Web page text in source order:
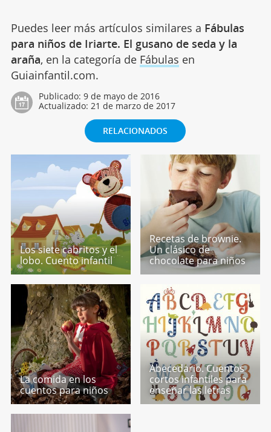
Puedes leer más artículos similares a Fábulas
para niños de Iriarte. El gusano de seda y la
araña, en la categoría de Fábulas en
Guiainfantil.com.
Publicado: 9 de mayo de 2016
Actualizado: 21 de marzo de 2017
RELACIONADOS
Los siete cabritos y el
lobo. Cuento infantil
Recetas de brownie.
Un clásico de
chocolate para niños
La comida en los
cuentos para niños
Abecedario. Cuentos
cortos infantiles para
enseñar las letras